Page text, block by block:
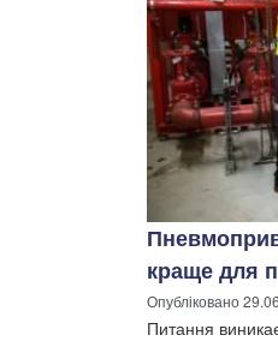
краще для
Опубліковано
Питання